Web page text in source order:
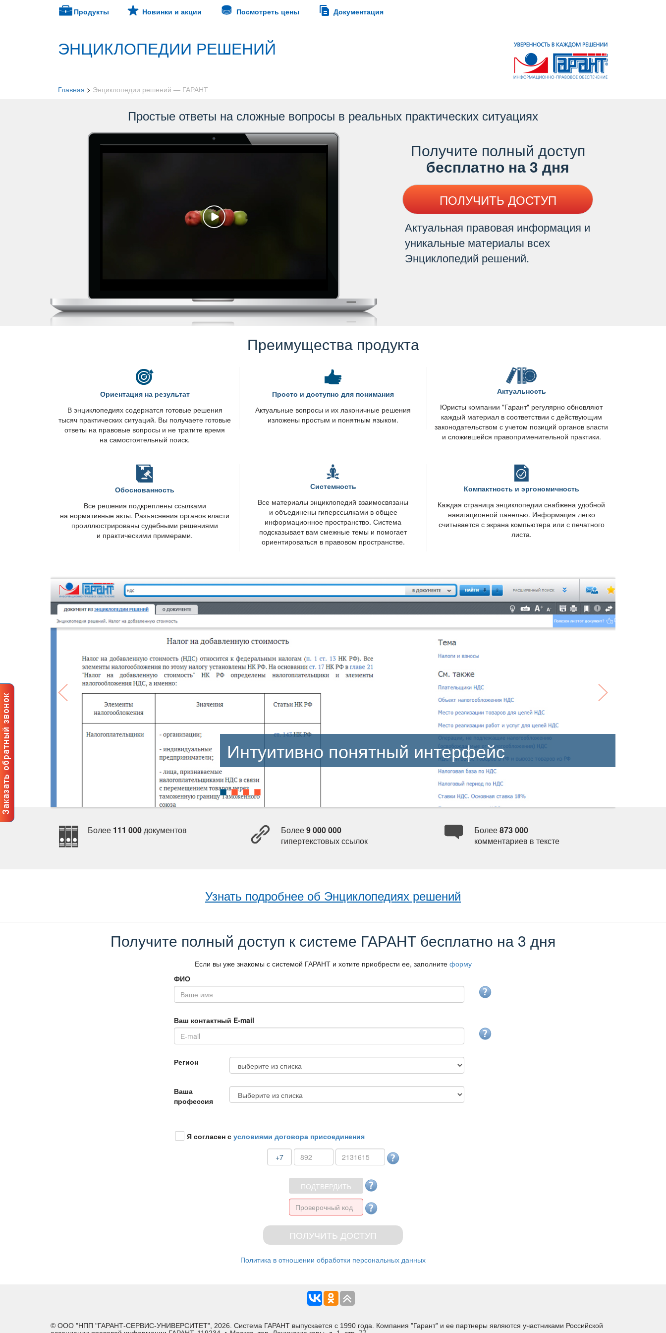
Продукты Новинки и акции Посмотреть цены Документация
ЭНЦИКЛОПЕДИИ РЕШЕНИЙ
Главная > Энциклопедии решений — ГАРАНТ
Простые ответы на сложные вопросы в реальных практических ситуациях
Получите полный доступ
есплатно на 3 дня
ПОЛУЧИТЬ ДОСТУП
Актуальная правовая информация и
уникальные материалы всех
Энциклопедий решений.
Преимущества продукта
Ориентация на результат
энциклопедиях содержатся готовые решения
тысяч практических ситуаций. Вы получаете готовые
ответы на правовые вопросы и не тратите время
на самостоятельный поиск.
Просто и доступно для понимания
Актуальные вопросы и их лаконичные решения
изложены простым и понятным языком.
Актуальность
Юристы компании "Гарант" регулярно обновляют
каждый материал в соответствии с действующим
законодательством с учетом позиций органов власти
и сложившейся правоприменительной практики.
Обоснованность
се решения подкреплены ссылками
на нормативные акты. Разъяснения органов власти
проиллюстрированы судебными решениями
и практическими примерами.
Системность
се материалы энциклопедий взаимосвязаны
и объединены гиперссылками в общее
информационное пространство. Система
подсказывает вам смежные темы и помогает
ориентироваться в правовом пространстве.
Компактность и эргономичность
Каждая страница энциклопедии снабжена удобной
навигационной панелью. Информация легко
считывается с экрана компьютера или с печатного
листа.
Интуитивно понятный интерфейс
Более 111 000документо Более9 000 000
ипертекстовых ссылок
Более873 000
комментариев в тексте
Узнать подробнее об Энциклопедиях решений
Получите полный доступ к системе ГАРАНТ бесплатно на 3 дня
Если вы уже знакомы с системой ГАРАНТ и хотите приобрести ее, заполните форму
ФИО
аш контактный E-mail
Регион
аша
профессия
Я согласен с условиями договора присоединения
+7
Политика в отношении обработки персональных данных
© ООО "НПП "ГАРАНТ-СЕРВИС-УНИВЕРСИТЕТ", 2026. Система ГАРАНТ выпускается с 1990 года. Компания "Гарант" и ее партнеры являются участниками Российской